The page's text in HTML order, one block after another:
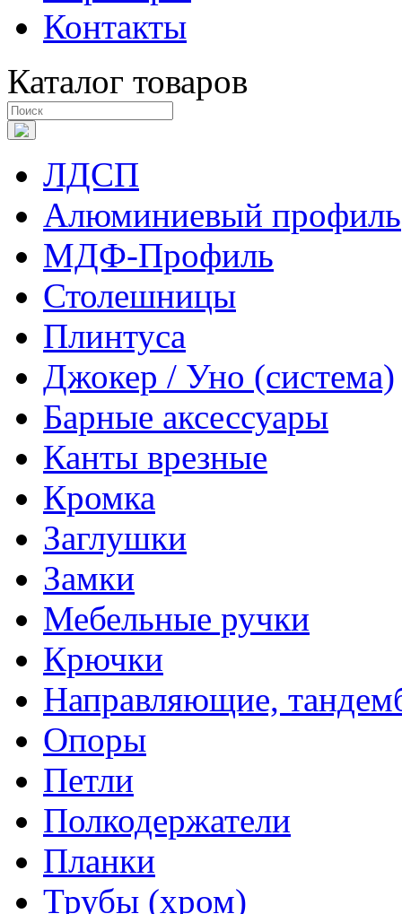
Контакты
Каталог товаров
ЛДСП
Алюминиевый профиль
МДФ-Профиль
Столешницы
Плинтуса
Джокер / Уно (система)
Барные аксессуары
Канты врезные
Кромка
Заглушки
Замки
Мебельные ручки
Крючки
Направляющие,
Опоры
Петли
Полкодержатели
Планки
Трубы (хром)